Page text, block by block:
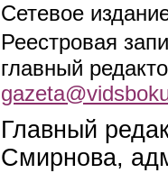
Сетевое
Реестровая
главный
Главный
Смирнова,